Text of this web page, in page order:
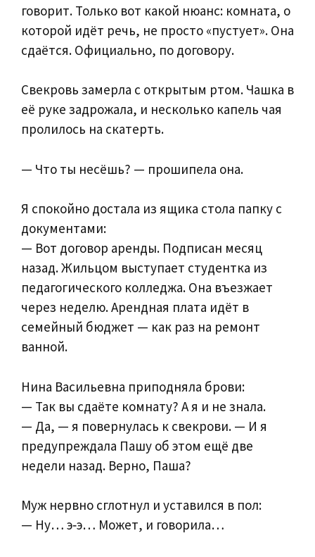
говорит. Только вот какой нюанс: комната, о
которой идёт речь, не просто «пустует». Она
сдаётся. Официально, по договору.
Свекровь замерла с открытым ртом. Чашка в
её руке задрожала, и несколько капель чая
пролилось на скатерть.
— Что ты несёшь? — прошипела она.
Я спокойно достала из ящика стола папку с
документами:
— Вот договор аренды. Подписан месяц
назад. Жильцом выступает студентка из
педагогического колледжа. Она въезжает
через неделю. Арендная плата идёт в
семейный бюджет — как раз на ремонт
ванной.
Нина Васильевна приподняла брови:
— Так вы сдаёте комнату? А я и не знала.
— Да, — я повернулась к свекрови. — И я
предупреждала Пашу об этом ещё две
недели назад. Верно, Паша?
Муж нервно сглотнул и уставился в пол:
— Ну… э‑э… Может, и говорила…